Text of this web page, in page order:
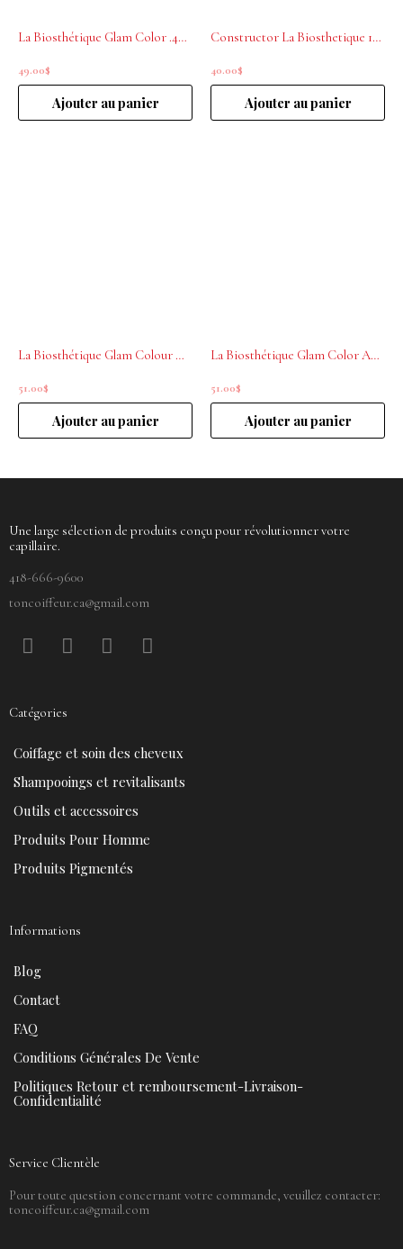
La Biosthétique Glam Color .40 Copper 200mL
49.00$
Ajouter au panier
Constructor La Biosthetique 100 ml
40.00$
Ajouter au panier
La Biosthétique Glam Colour Mask Icy Crystal .07.LV 200ml
51.00$
Ajouter au panier
La Biosthétique Glam Color Advanced .21 Espressso 200mL
51.00$
Ajouter au panier
Une large sélection de produits conçu pour révolutionner votre
capillaire.
418-666-9600
toncoiffeur.ca@gmail.com
F
a
b
o
o
k
P
i
e
e
s
t
Y
o
b
e
I
n
r
a
Catégories
Coiffage et soin des cheveux
Shampooings et revitalisants
Outils et accessoires
Produits Pour Homme
Produits Pigmentés
Informations
Blog
Contact
FAQ
Conditions Générales De Vente
Politiques Retour et remboursement-Livraison-
Confidentialité
Service Clientèle
Pour toute question concernant votre commande, veuillez contacter:
toncoiffeur.ca@gmail.com